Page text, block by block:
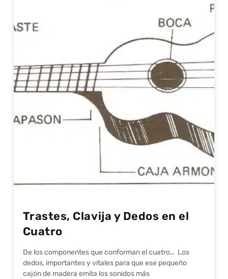
Trastes, Clavija y Dedos en el
Cuatro
De los componentes que conforman el cuatro… Los
dedos, importantes y vitales para que ese pequeño
cajón de madera emita los sonidos más